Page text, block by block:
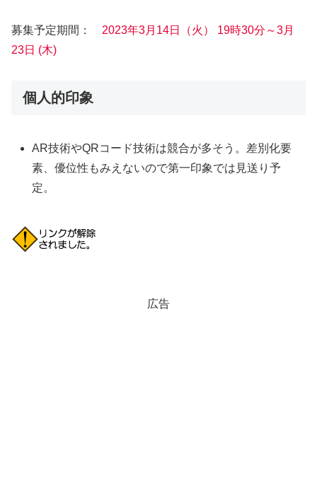
募集予定期間： 2023年3月14日（火） 19時30分～3月
23日 (木)
個人的印象
AR技術やQRコード技術は競合が多そう。差別化要
素、優位性もみえないので第一印象では見送り予
定。
広告